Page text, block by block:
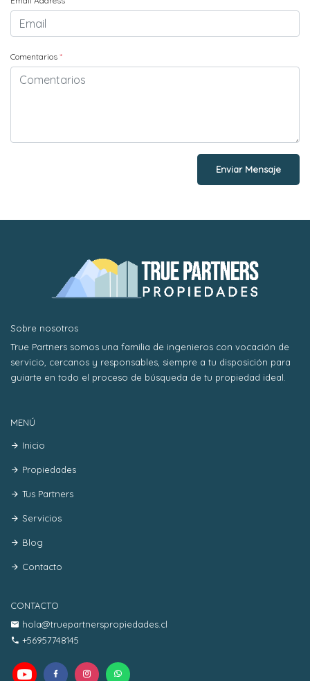
Comentarios *
Enviar Mensaje
Sobre nosotros
True Partners somos una familia de ingenieros con vocación de
servicio, cercanos y responsables, siempre a tu disposición para
guiarte en todo el proceso de búsqueda de tu propiedad ideal.
MENÚ
Inicio
Propiedades
Tus Partners
Servicios
Blog
Contacto
CONTACTO
hola@truepartnerspropiedades.cl
+56957748145